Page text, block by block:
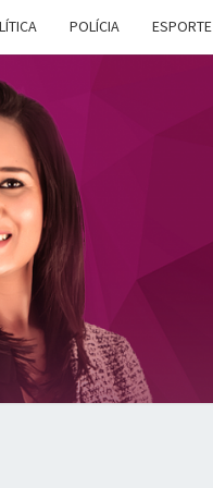
POLÍCIA ESPORTE